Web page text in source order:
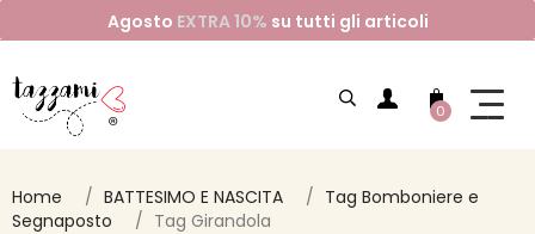
Agosto EXTRA 10% su tutti gli articoli
0
Home BATTESIMO E NASCITA
Tag Bomboniere e
Segnaposto
Tag Girandola